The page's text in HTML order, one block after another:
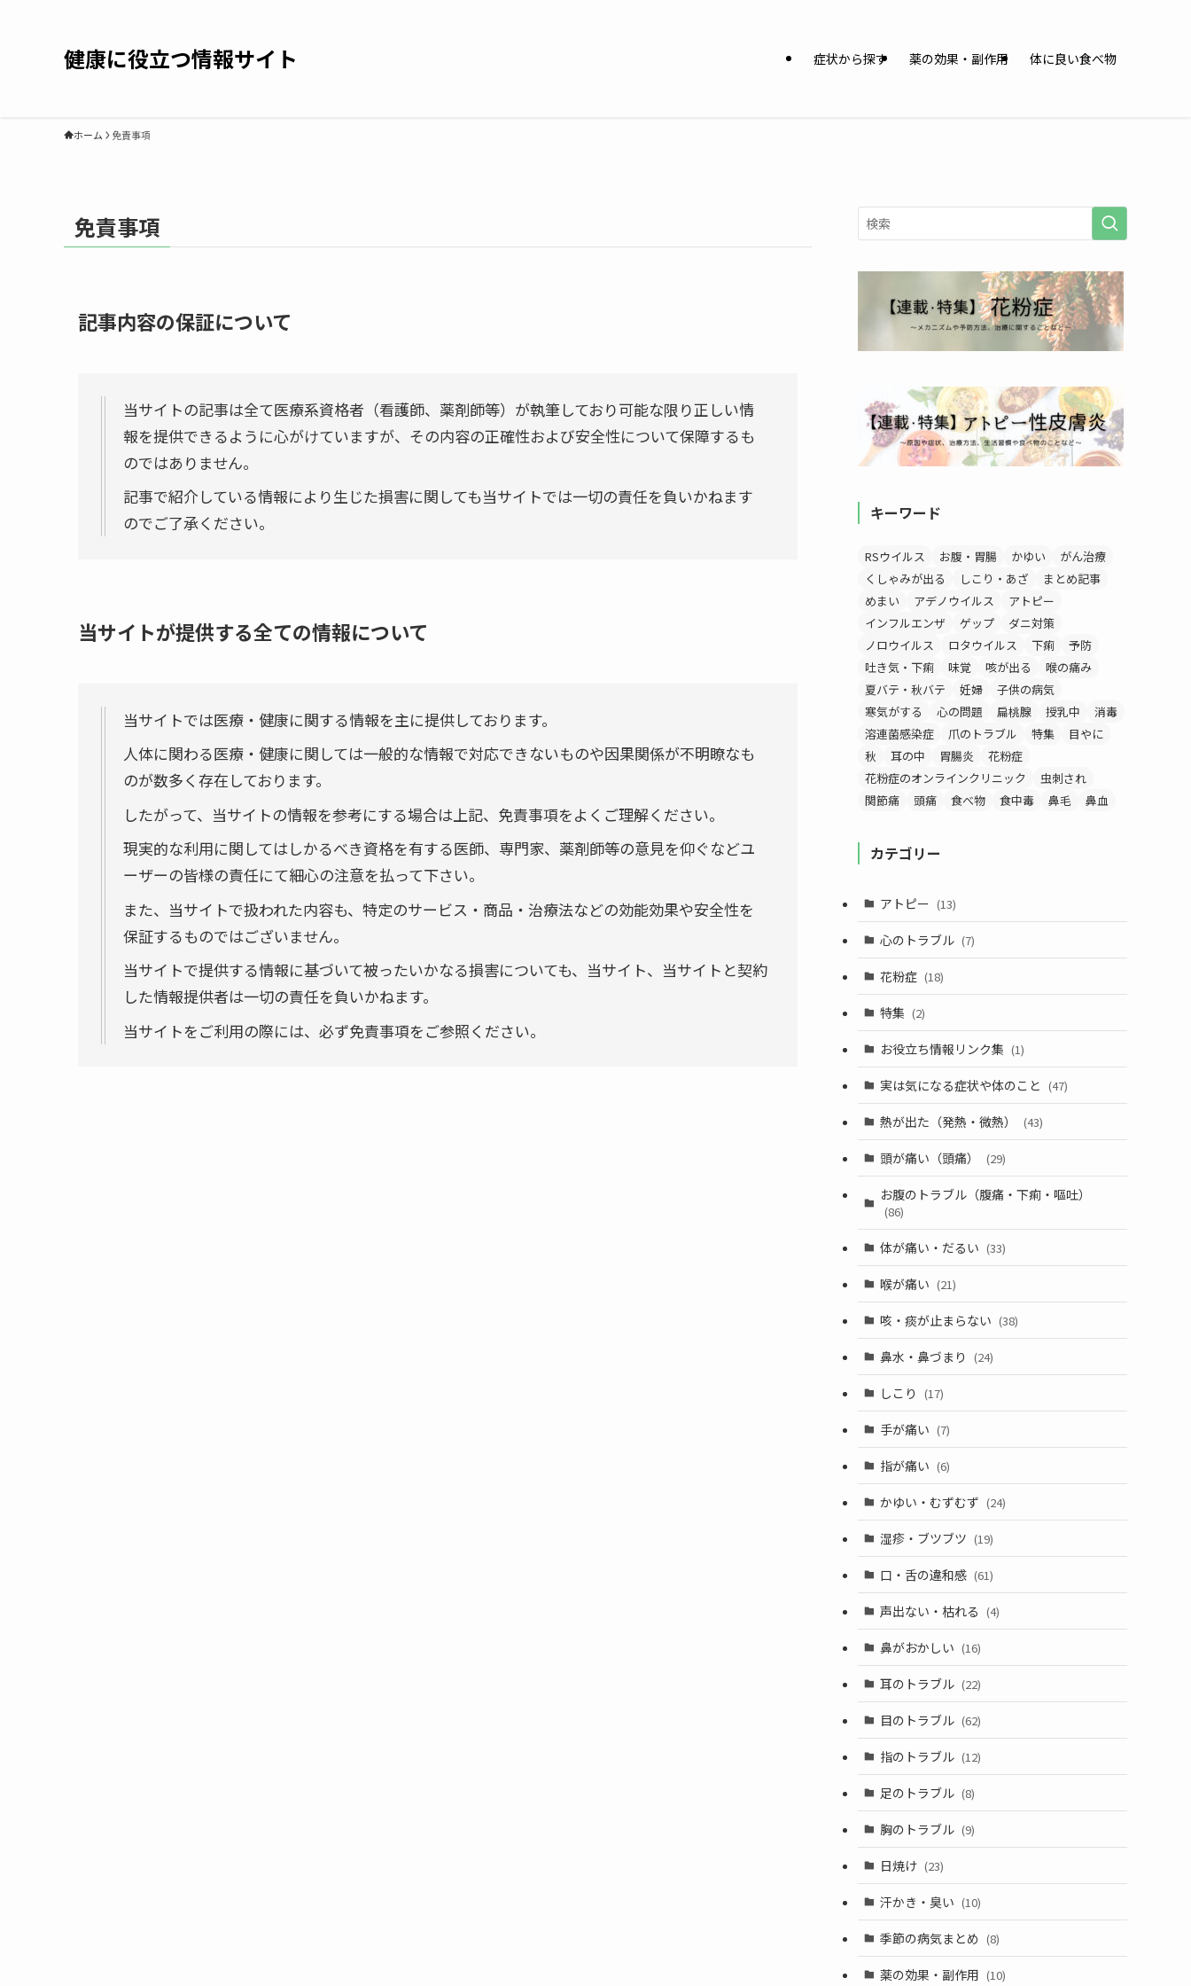
健康に役立つ情報サイト 症状から探す 薬の効果・副作用 体に良い食べ物
ホーム 免責事項
免責事項
記事内容の保証について
当サイトの記事は全て医療系資格者（看護師、薬剤師等）が執筆しており可能な限り正しい情
報を提供できるように心がけていますが、その内容の正確性および安全性について保障するも
のではありません。
記事で紹介している情報により生じた損害に関しても当サイトでは一切の責任を負いかねます
のでご了承ください。
当サイトが提供する全ての情報について
当サイトでは医療・健康に関する情報を主に提供しております。
人体に関わる医療・健康に関しては一般的な情報で対応できないものや因果関係が不明瞭なも
のが数多く存在しております。
したがって、当サイトの情報を参考にする場合は上記、免責事項をよくご理解ください。
現実的な利用に関してはしかるべき資格を有する医師、専門家、薬剤師等の意見を仰ぐなどユ
ーザーの皆様の責任にて細心の注意を払って下さい。
また、当サイトで扱われた内容も、特定のサービス・商品・治療法などの効能効果や安全性を
保証するものではございません。
当サイトで提供する情報に基づいて被ったいかなる損害についても、当サイト、当サイトと契約
した情報提供者は一切の責任を負いかねます。
当サイトをご利用の際には、必ず免責事項をご参照ください。
キーワード
RSウイルス お腹・胃腸 かゆい
がん治療
くしゃみが出る
しこり・あざ
まとめ記事
めまい
アデノウイルス
アトピー
インフルエンザ
ゲップ
ダニ対策
ノロウイルス
ロタウイルス 下痢
予防
吐き気・下痢
味覚 咳が出る
喉の痛み
夏バテ・秋バテ
妊婦
子供の病気
寒気がする
心の問題 扁桃腺 授乳中
消毒
溶連菌感染症
爪のトラブル 特集
目やに
秋
耳の中 胃腸炎
花粉症
花粉症のオンラインクリニック
虫刺され
関節痛
頭痛 食べ物 食中毒 鼻毛 鼻血
カテゴリー
アトピー (13)
心のトラブル (7)
花粉症 (18)
特集 (2)
お役立ち情報リンク集 (1)
実は気になる症状や体のこと (47)
熱が出た（発熱・微熱） (43)
頭が痛い（頭痛） (29)
お腹のトラブル（腹痛・下痢・嘔吐）
(86)
体が痛い・だるい (33)
喉が痛い (21)
咳・痰が止まらない (38)
鼻水・鼻づまり (24)
しこり (17)
手が痛い (7)
指が痛い (6)
かゆい・むずむず (24)
湿疹・ブツブツ (19)
口・舌の違和感 (61)
声出ない・枯れる (4)
鼻がおかしい (16)
耳のトラブル (22)
目のトラブル (62)
指のトラブル (12)
足のトラブル (8)
胸のトラブル (9)
日焼け (23)
汗かき・臭い (10)
季節の病気まとめ (8)
薬の効果・副作用 (10)